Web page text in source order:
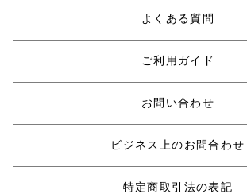
よくある質問
ご利用ガイド
お問い合わせ
ビジネス上のお問合わせ
特定商取引法の表記